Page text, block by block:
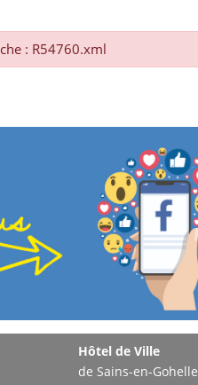
: R54760.xml
Hôtel de Ville
de Sains-en-Gohelle